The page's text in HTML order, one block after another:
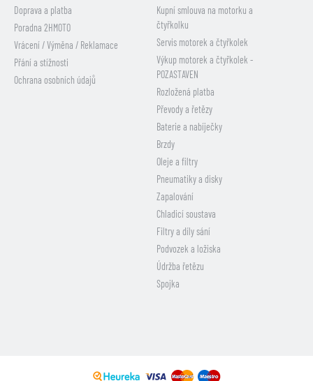
Doprava a platba
Poradna 2HMOTO
Vrácení / Výměna / Reklamace
Přání a stížnosti
Ochrana osobních údajů
Kupní smlouva na motorku a
čtyřkolku
Servis motorek a čtyřkolek
Výkup motorek a čtyřkolek -
POZASTAVEN
Rozložená platba
Převody a řetězy
Baterie a nabíječky
Brzdy
Oleje a filtry
Pneumatiky a disky
Zapalování
Chladicí soustava
Filtry a díly sání
Podvozek a ložiska
Údržba řetězu
Spojka